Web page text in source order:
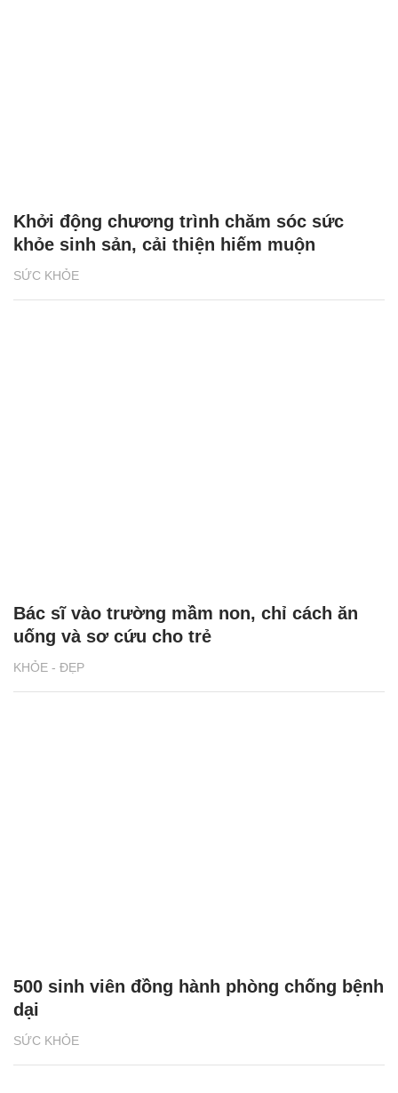
SỨC KHỎE
Khởi động chương trình chăm sóc sức
khỏe sinh sản, cải thiện hiếm muộn
KHỎE - ĐẸP
Bác sĩ vào trường mầm non, chỉ cách ăn
uống và sơ cứu cho trẻ
SỨC KHỎE
500 sinh viên đồng hành phòng chống bệnh
dại